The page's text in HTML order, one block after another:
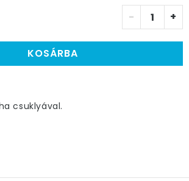
- +
KOSÁRBA
csuklyával.